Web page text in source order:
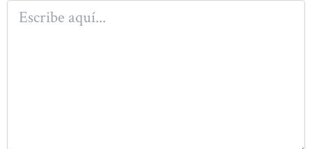
Escribe
aquí...